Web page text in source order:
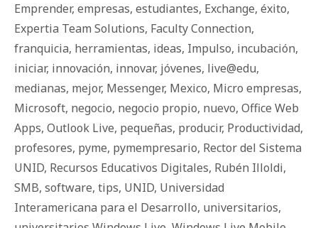
Emprender, empresas, estudiantes, Exchange, éxito,
Expertia Team Solutions, Faculty Connection,
franquicia, herramientas, ideas, Impulso, incubación,
iniciar, innovación, innovar, jóvenes, live@edu,
medianas, mejor, Messenger, Mexico, Micro empresas,
Microsoft, negocio, negocio propio, nuevo, Office Web
Apps, Outlook Live, pequeñas, producir, Productividad,
profesores, pyme, pymempresario, Rector del Sistema
UNID, Recursos Educativos Digitales, Rubén Illoldi,
SMB, software, tips, UNID, Universidad
Interamericana para el Desarrollo, universitarios,